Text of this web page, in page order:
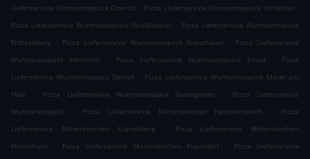
Lieferservice Wurmannsquick Oberöd . Pizza Lieferservice Wurmannsquick Vorleiten .
Pizza Lieferservice Wurmannsquick Straßhäuser . Pizza Lieferservice Wurmannsquick
Frotzenberg
. Pizza Lieferservice Wurmannsquick Kreuzhäusl . Pizza Lieferservice
Wurmannsquick Hennthal
. Pizza Lieferservice Wurmannsquick Einöd .
Pizza
Lieferservice Wurmannsquick Dersch
. Pizza Lieferservice Wurmannsquick Maier am
Holz
. Pizza Lieferservice Wurmannsquick Baumgarten .
Pizza Lieferservice
Wurmannsquick
. Pizza Lieferservice Mitterskirchen Hammersbach .
Pizza
Lieferservice Mitterskirchen Krandsberg
.
Pizza Lieferservice Mitterskirchen
Hirschhorn
. Pizza Lieferservice Mitterskirchen Fraundorf .
Pizza Lieferservice